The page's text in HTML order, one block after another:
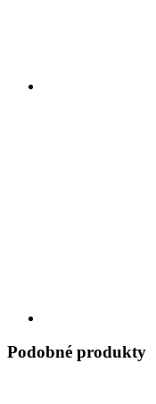
Podobné produkty